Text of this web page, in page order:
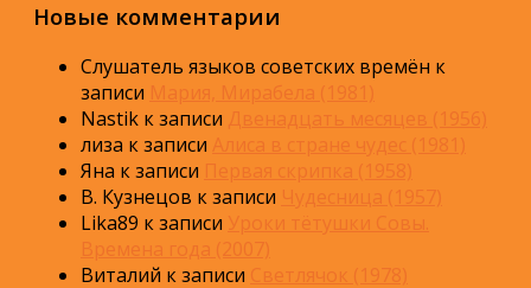
Новые комментарии
Слушатель языков советских времён к
записи Мария, Мирабела (1981)
Nastik к записи Двенадцать месяцев (1956)
лиза к записи Алиса в стране чудес (1981)
Яна к записи Первая скрипка (1958)
В. Кузнецов к записи Чудесница (1957)
Lika89 к записи Уроки тётушки Совы.
Времена года (2007)
Виталий к записи Светлячок (1978)